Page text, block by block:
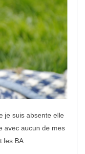
je suis absente elle
avec aucun de mes
les BA